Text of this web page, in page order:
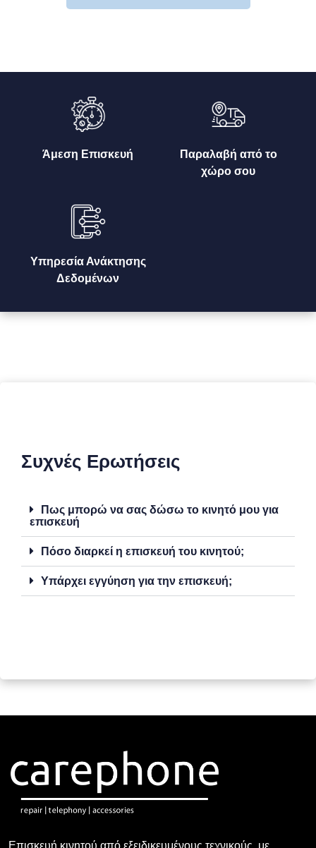
Άμεση Επισκευή
Παραλαβή από το
χώρο σου
Υπηρεσία Ανάκτησης
Δεδομένων
Συχνές Ερωτήσεις
Πως μπορώ να σας δώσω το κινητό μου για
επισκευή
Πόσο διαρκεί η επισκευή του κινητού;
Υπάρχει εγγύηση για την επισκευή;